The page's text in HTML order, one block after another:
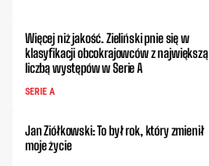
Więcej niż jakość. Zieliński pnie się w
klasyfikacji obcokrajowców z największą
liczbą występów w Serie A
SERIE A
Jan Ziółkowski: To był rok, który zmienił
moje życie